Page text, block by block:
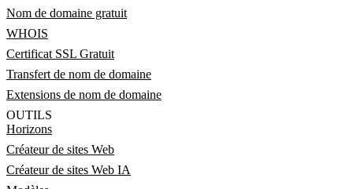
Nom de domaine gratuit
WHOIS
Certificat SSL Gratuit
Transfert de nom de domaine
Extensions de nom de domaine
OUTILS
Horizons
Créateur de sites Web
Créateur de sites Web IA